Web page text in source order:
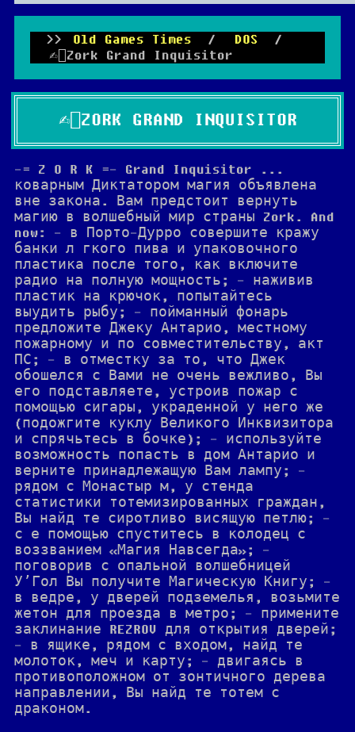
Old Games Times / DOS
/
✍🏻Zork Grand Inquisitor
✍🏻ZORK GRAND INQUISITOR
-= Z O R K =- Grand Inquisitor ...
коварным Диктатором магия объявлена
вне закона. Вам предстоит вернуть
магию в волшебный мир страны Zork. And
now: - в Порто-Дурро совершите кражу
банки л гкого пива и упаковочного
пластика после того, как включите
радио на полную мощность; - наживив
пластик на крючок, попытайтесь
выудить рыбу; - пойманный фонарь
предложите Джеку Антарио, местному
пожарному и по совместительству, акт
ПС; - в отместку за то, что Джек
обошелся с Вами не очень вежливо, Вы
его подставляете, устроив пожар с
помощью сигары, украденной у него же
(подожгите куклу Великого Инквизитора
и спрячьтесь в бочке); - используйте
возможность попасть в дом Антарио и
верните принадлежащую Вам лампу; -
рядом с Монастыр м, у стенда
статистики тотемизированных граждан,
Вы найд те сиротливо висящую петлю; -
с е помощью спуститесь в колодец с
воззванием «Магия Навсегда»; -
поговорив с опальной волшебницей
У’Гол Вы получите Магическую Книгу; -
в ведре, у дверей подземелья, возьмите
жетон для проезда в метро; - примените
заклинание REZROV для открытия дверей;
- в ящике, рядом с входом, найд те
молоток, меч и карту; - двигаясь в
противоположном от зонтичного дерева
направлении, Вы найд те тотем с
драконом.